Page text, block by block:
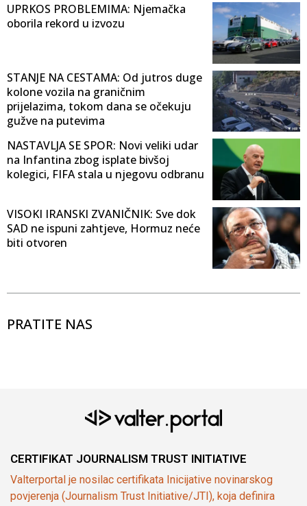
UPRKOS PROBLEMIMA: Njemačka
oborila rekord u izvozu
STANJE NA CESTAMA: Od jutros duge
kolone vozila na graničnim
prijelazima, tokom dana se očekuju
gužve na putevima
NASTAVLJA SE SPOR: Novi veliki udar
na Infantina zbog isplate bivšoj
kolegici, FIFA stala u njegovu odbranu
VISOKI IRANSKI ZVANIČNIK: Sve dok
SAD ne ispuni zahtjeve, Hormuz neće
biti otvoren
PRATITE NAS
CERTIFIKAT JOURNALISM TRUST INITIATIVE
Valterportal je nosilac certifikata Inicijative novinarskog
povjerenja (Journalism Trust Initiative/JTI), koja definira